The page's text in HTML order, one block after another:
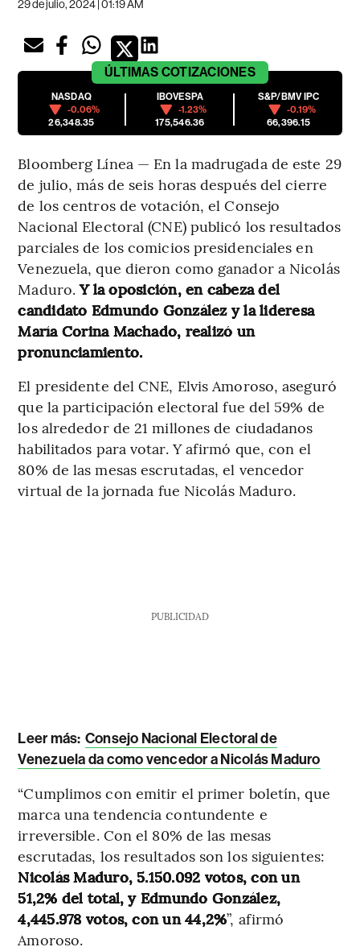
29 de julio, 2024 | 01:19 AM
ÚLTIMAS COTIZACIONES
NASDAQ
-0.06%
26,348.35
IBOVESPA
-1.23%
175,546.36
S&P/BMV IPC
-0.19%
66,396.15
Bloomberg Línea — En la madrugada de este 29
de julio, más de seis horas después del cierre
de los centros de votación, el Consejo
Nacional Electoral (CNE) publicó los resultados
parciales de los comicios presidenciales en
Venezuela, que dieron como ganador a Nicolás
Maduro.Y la oposición, en cabeza del
candidato Edmundo González y la lideresa
María Corina Machado, realizó un
pronunciamiento.
El presidente del CNE, Elvis Amoroso, aseguró
que la participación electoral fue del 59% de
los alrededor de 21 millones de ciudadanos
habilitados para votar. Y afirmó que, con el
80% de las mesas escrutadas, el vencedor
virtual de la jornada fue Nicolás Maduro.
PUBLICIDAD
Leer más: Consejo Nacional Electoral de
Venezuela da como vencedor a Nicolás Maduro
“Cumplimos con emitir el primer boletín, que
marca una tendencia contundente e
irreversible. Con el 80% de las mesas
escrutadas, los resultados son los siguientes:
Nicolás Maduro, 5.150.092 votos, con un
51,2% del total, y Edmundo González,
4,445.978 votos, con un 44,2%”, afirmó
Amoroso.